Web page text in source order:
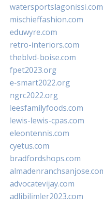
watersportslagonissi.com
mischieffashion.com
eduwyre.com
retro-interiors.com
theblvd-boise.com
fpet2023.org
e-smart2022.org
ngrc2022.org
leesfamilyfoods.com
lewis-lewis-cpas.com
eleontennis.com
cyetus.com
bradfordshops.com
advocatevijay.com
adlibilimler2023.com